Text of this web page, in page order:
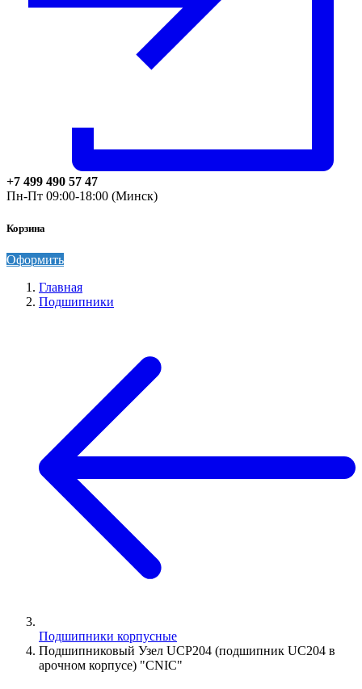
+7 499 490 57 47
Пн-Пт 09:00-18:00 (Минск)
Корзина
Оформить
Главная
Подшипники
Подшипники корпусные
Подшипниковый Узел UCP204 (подшипник UC204 в
арочном корпусе) "CNIC"